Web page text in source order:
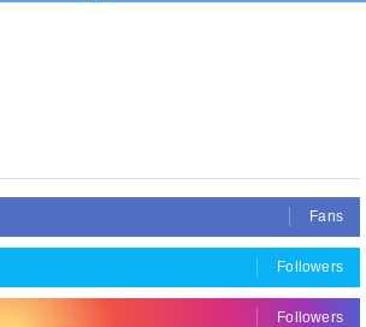
Followers
Followers